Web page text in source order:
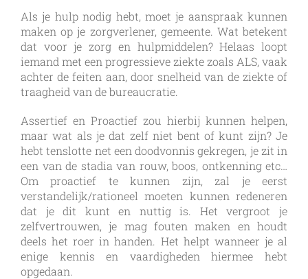
Als je hulp nodig hebt, moet je aanspraak kunnen
maken op je zorgverlener, gemeente. Wat betekent
dat voor je zorg en hulpmiddelen? Helaas loopt
iemand met een progressieve ziekte zoals ALS, vaak
achter de feiten aan, door snelheid van de ziekte of
traagheid van de bureaucratie.
Assertief en Proactief zou hierbij kunnen helpen,
maar wat als je dat zelf niet bent of kunt zijn? Je
hebt tenslotte net een doodvonnis gekregen, je zit in
een van de stadia van rouw, boos, ontkenning etc…
Om proactief te kunnen zijn, zal je eerst
verstandelijk/rationeel moeten kunnen redeneren
dat je dit kunt en nuttig is. Het vergroot je
zelfvertrouwen, je mag fouten maken en houdt
deels het roer in handen. Het helpt wanneer je al
enige kennis en vaardigheden hiermee hebt
opgedaan.